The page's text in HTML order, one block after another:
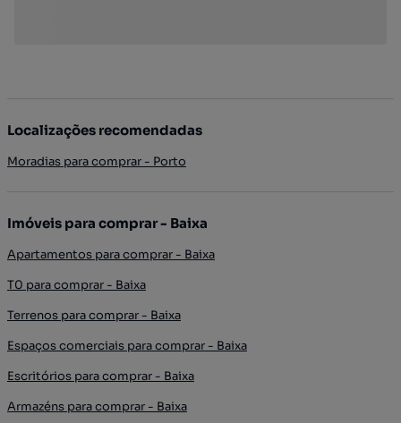
Localizações recomendadas
Moradias para comprar - Porto
Imóveis para comprar - Baixa
Apartamentos para comprar - Baixa
T0 para comprar - Baixa
Terrenos para comprar - Baixa
Espaços comerciais para comprar - Baixa
Escritórios para comprar - Baixa
Armazéns para comprar - Baixa